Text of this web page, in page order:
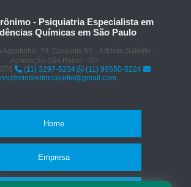
- Psiquiatria Especialista em
Químicas em São Paulo
Agostinho, 70, Conjunto 55 - Edifício Satélite -
Aclimação São Paulo - SP
(11) 3297-5234
(11) 99550-5224
Home
Empresa